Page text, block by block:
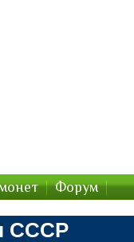
Форум
СССР